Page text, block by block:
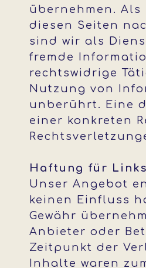
übernehmen. Als
diesen Seiten
sind wir als
fremde
rechtswidrige
Nutzung von
unberührt. Eine
einer konkreten
Haftung für Links
Unser Angebot
keinen Einfluss
Gewähr
Anbieter oder
Zeitpunkt der
Inhalte waren